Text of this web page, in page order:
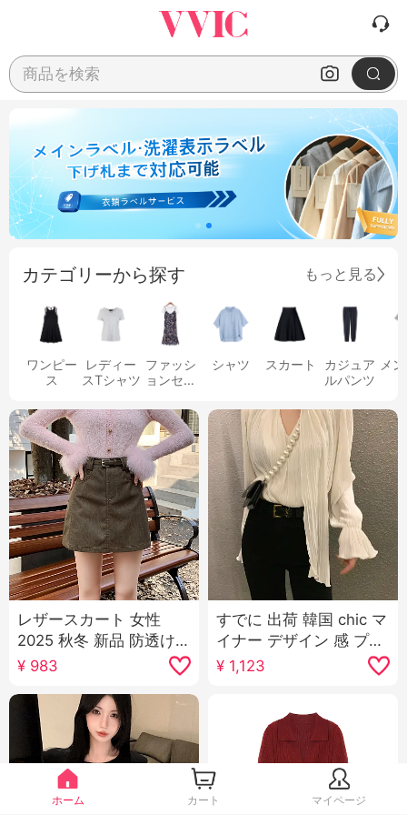
商品を検索
カテゴリーから探す もっと見る
ワンピー
ス
レディー
スTシャツ
ファッシ
ョンセッ
シャツ スカート
カジュア
ルパンツ
メ
レザースカート 女性
2025 秋冬 新品 防透け
ズボンのスカート 万能
スカート PUレザー ミニ
スカート ハイウエスト
Aラインスカート ベルト
¥ 983
すでに 出荷 韓国 chic マ
イナー デザイン 感 プリ
ーツ レースアップ ベル
スリーブ シャツ トップ
¥ 1,123
ホーム カート マイページ